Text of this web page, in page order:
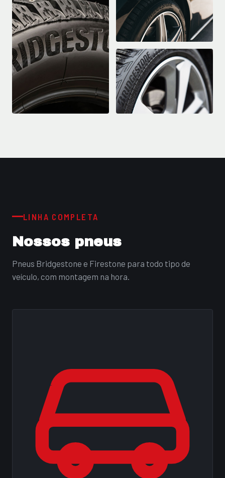
LINHA COMPLETA
Nossos pneus
Pneus Bridgestone e Firestone para todo tipo de
veículo, com montagem na hora.